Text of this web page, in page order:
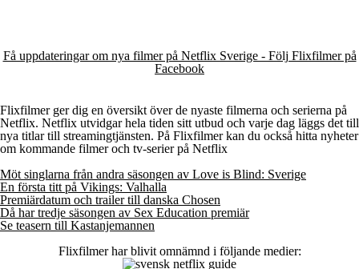
Få uppdateringar om nya filmer på Netflix Sverige - Följ Flixfilmer på
Facebook
Flixfilmer ger dig en översikt över de nyaste filmerna och serierna på
Netflix. Netflix utvidgar hela tiden sitt utbud och varje dag läggs det till
nya titlar till streamingtjänsten. På Flixfilmer kan du också hitta nyheter
om kommande filmer och tv-serier på Netflix
Möt singlarna från andra säsongen av Love is Blind: Sverige
En första titt på Vikings: Valhalla
Premiärdatum och trailer till danska Chosen
Då har tredje säsongen av Sex Education premiär
Se teasern till Kastanjemannen
Flixfilmer har blivit omnämnd i följande medier: